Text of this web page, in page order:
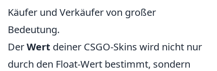
Käufer und Verkäufer von großer
Bedeutung.
DerWert deiner CSGO-Skins wird nicht nur
durch den Float-Wert bestimmt, sondern